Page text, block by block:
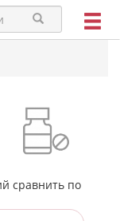
сравнить по